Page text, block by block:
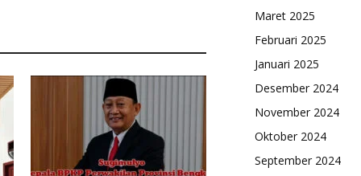
Maret 2025
Februari 2025
Januari 2025
Desember 2024
November 2024
Oktober 2024
September 2024